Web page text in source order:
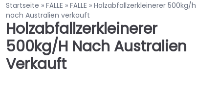
Startseite » FÄLLE » FÄLLE » Holzabfallzerkleinerer 500kg/h
nach Australien verkauft
Holzabfallzerkleinerer
500kg/h Nach Australien
Verkauft